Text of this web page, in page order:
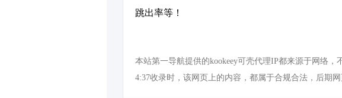
跳出率等！
本站第一导航提供的kookeey可壳代理IP都来源于网络
4:37收录时，该网页上的内容，都属于合规合法，后期